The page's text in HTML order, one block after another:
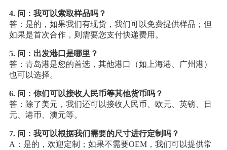
4. 问：我可以索取样品吗？
答：是的，如果我们有现货，我们可以免费提供样品；但
如果是首次合作，则需要您支付快递费用。
5. 问：出发港口是哪里？
答：青岛港是您的首选，其他港口（如上海港、广州港）
也可以选择。
6. 问：你们可以接收人民币等其他货币吗？
答：除了美元，我们还可以接收人民币、欧元、英镑、日
元、港币、澳元等。
7. 问：我可以根据我们需要的尺寸进行定制吗？
A：是的，欢迎定制；如果不需要OEM，我们可以提供常